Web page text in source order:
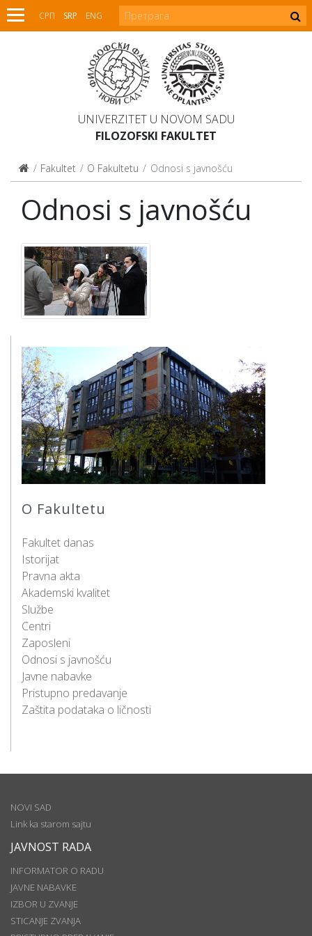
СРП SRP ENG
UNIVERZITET U NOVOM SADU
FILOZOFSKI FAKULTET
Fakultet O Fakultetu Odnosi s javnošću
O Fakultetu
Fakultet danas
Istorijat
Pravna akta
Akademski kvalitet
Službe
Centri
Zaposleni
Odnosi s javnošću
Javne nabavke
Pristupno predavanje
Zaštita podataka o ličnosti
Odnosi s javnošću
NOVI SAD
Link ka starom sajtu
JAVNOST RADA
INFORMATOR O RADU
JAVNE NABAVKE
IZBOR U ZVANJE
STICANJE ZVANJA